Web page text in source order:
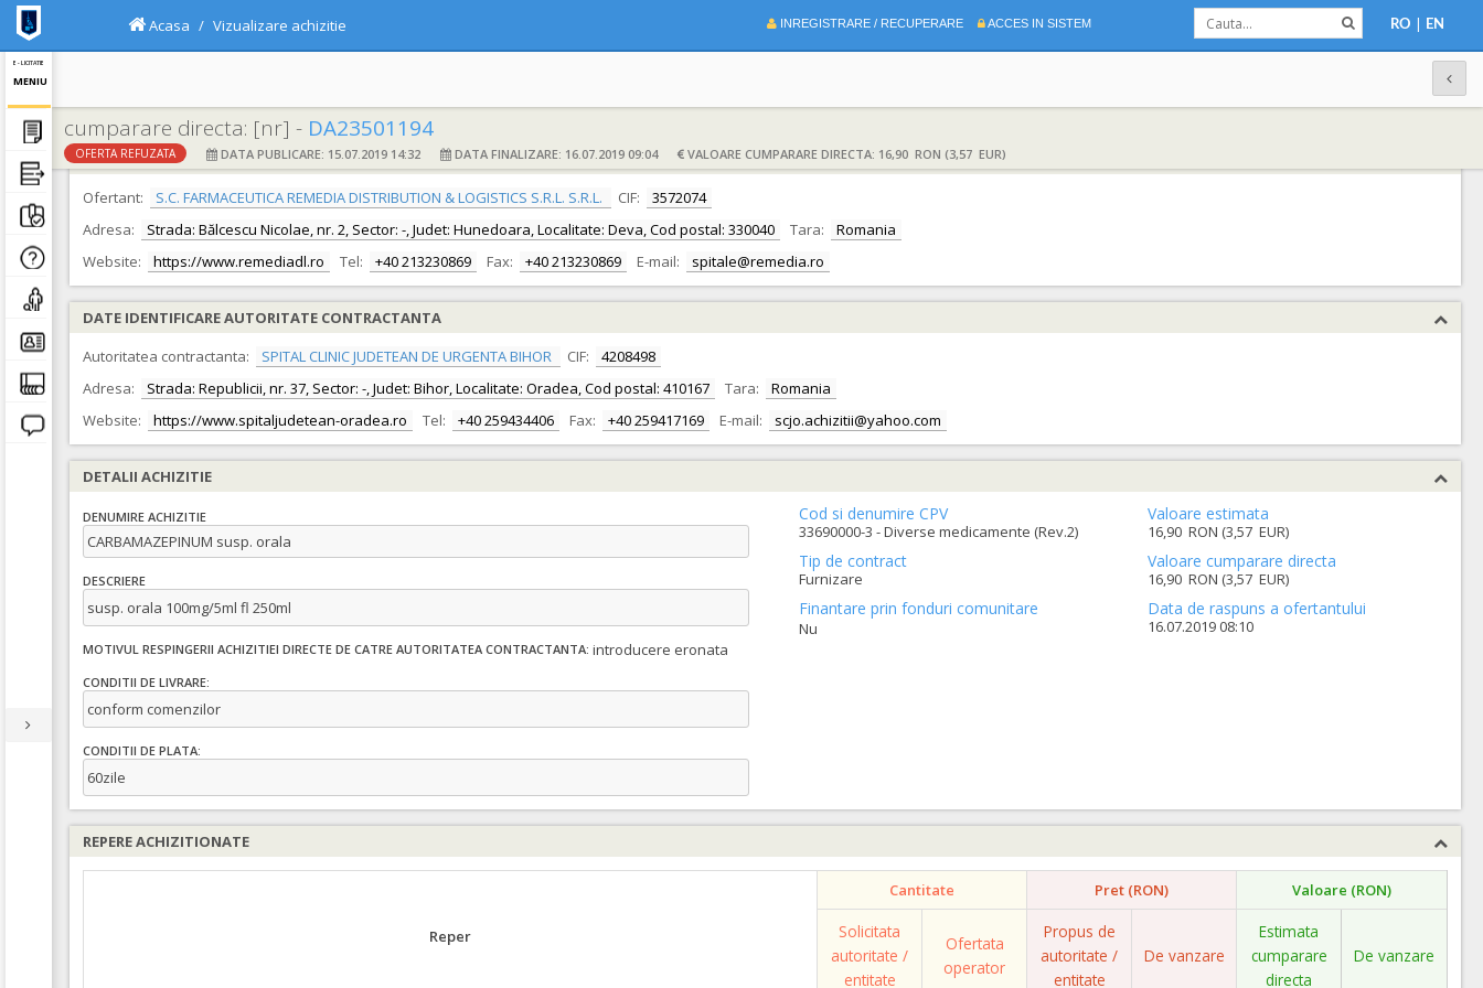
E - LICITATIE
MENIU
INREGISTRARE / RECUPERARE ACCES IN SISTEM RO | EN
Acasa Vizualizare achizitie
cumparare directa: [nr] - DA23501194
OFERTA REFUZATA DATA PUBLICARE: 15.07.2019 14:32 DATA FINALIZARE: 16.07.2019 09:04 VALOARE CUMPARARE DIRECTA: 16,90 RON (3,57 EUR)
DATE IDENTIFICARE OFERTANT
Ofertant:
S.C. FARMACEUTICA REMEDIA DISTRIBUTION & LOGISTICS S.R.L. S.R.L. CIF:
3572074
Adresa:
Strada: Bălcescu Nicolae, nr. 2, Sector: -, Judet: Hunedoara, Localitate: Deva, Cod postal: 330040 Tara:
Romania
Website:
https://www.remediadl.ro Tel: +40 213230869 Fax: +40 213230869 E-mail: spitale@remedia.ro
DATE IDENTIFICARE AUTORITATE CONTRACTANTA
Autoritatea contractanta:
SPITAL CLINIC JUDETEAN DE URGENTA BIHOR CIF:
4208498
Adresa:
Strada: Republicii, nr. 37, Sector: -, Judet: Bihor, Localitate: Oradea, Cod postal: 410167 Tara:
Romania
Website:
https://www.spitaljudetean-oradea.ro Tel: +40 259434406 Fax: +40 259417169 E-mail: scjo.achizitii@yahoo.com
DETALII ACHIZITIE
DENUMIRE ACHIZITIE
CARBAMAZEPINUM susp. orala
DESCRIERE
susp. orala 100mg/5ml fl 250ml
MOTIVUL RESPINGERII ACHIZITIEI DIRECTE DE CATRE AUTORITATEA CONTRACTANTA: introducere eronata
CONDITII DE LIVRARE:
conform comenzilor
CONDITII DE PLATA:
60zile
Cod si denumire CPV
33690000-3 - Diverse medicamente (Rev.2)
Tip de contract
Furnizare
Finantare prin fonduri comunitare
Nu
Valoare estimata
16,90 RON (3,57 EUR)
Valoare cumparare directa
16,90 RON (3,57 EUR)
Data de raspuns a ofertantului
16.07.2019 08:10
REPERE ACHIZITIONATE
Reper
Cantitate Pret (RON) Valoare (RON)
Solicitata
autoritate /
entitate
Ofertata
operator
Propus de
autoritate /
entitate
De vanzare
Estimata
cumparare
directa
De vanzare